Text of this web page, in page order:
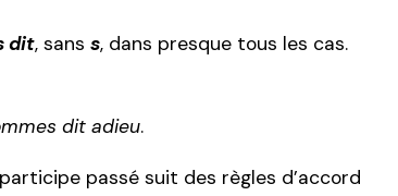
dit, sans s, dans presque tous les cas.
dit adieu.
passé suit des règles d’accord